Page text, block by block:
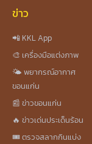
ข่าว
📲 KKL App
🎨 เครื่องมือแต่งภาพ
🌤️ พยากรณ์อากาศ
ขอนแก่น
📰 ข่าวขอนแก่น
🔥 ข่าวเด่นประเด็นร้อน
🎟️ ตรวจสลากกินแบ่ง